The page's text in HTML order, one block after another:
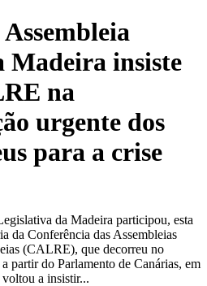
Madeira insiste
na
urgente dos
para a crise
da Madeira participou, esta
da Conferência das Assembleias
(CALRE), que decorreu no
partir do Parlamento de Canárias, em
a insistir...